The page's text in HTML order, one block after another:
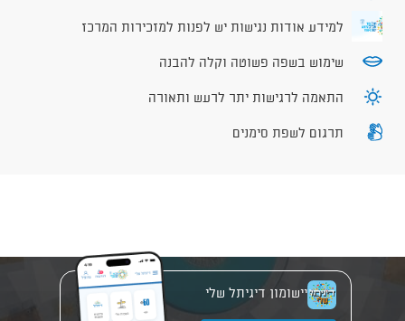
למידע אודות נגישות יש לפנות למזכירות המרכז
שימוש בשפה פשוטה וקלה להבנה
התאמה לרגישות יתר לרעש ותאורה
תרגום לשפת סימנים
יישומון דיגיתל שלי